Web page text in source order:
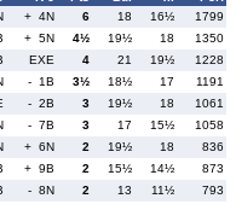
+ 4N 6 18 16½
1799
+ 5N 4½ 19½ 18
1350
EXE 4 21 19½
1228
- 1B 3½ 18½ 17
1191
- 2B 3 19½ 18
1061
- 7B 3 17 15½
1058
+ 6N 2 19½ 18
836
+ 9B 2 15½ 14½
873
- 8N 2 13 11½ 793